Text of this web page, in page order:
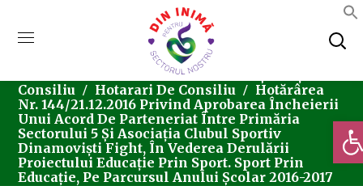
Consiliul Local Sector 5
Consiliu
Hotarari De Consiliu
Hotărârea
Nr. 144/21.12.2016 Privind Aprobarea Încheierii
Unui Acord De Parteneriat Între Primăria
Sectorului 5 Și Asociația Clubul Sportiv
Dinamoviști Fight, În Vederea Derulării
Proiectului Educație Prin Sport. Sport Prin
Educație, Pe Parcursul Anului Școlar 2016-2017